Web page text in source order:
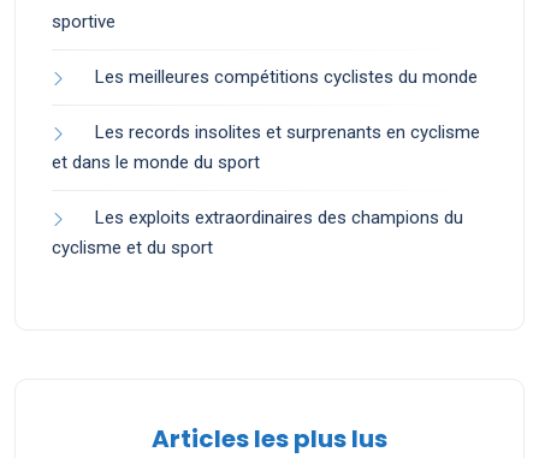
sportive
Les meilleures compétitions cyclistes du monde
Les records insolites et surprenants en cyclisme
et dans le monde du sport
Les exploits extraordinaires des champions du
cyclisme et du sport
Articles les plus lus